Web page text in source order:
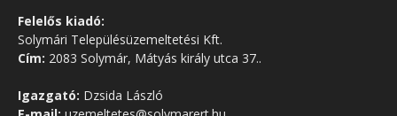
Felelős kiadó:
Solymári Településüzemeltetési Kft.
Cím: 2083 Solymár, Mátyás király utca 37..
Igazgató: Dzsida László